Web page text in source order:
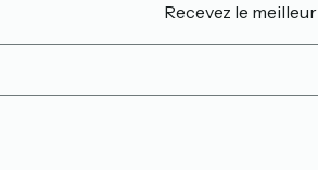
Recevez le